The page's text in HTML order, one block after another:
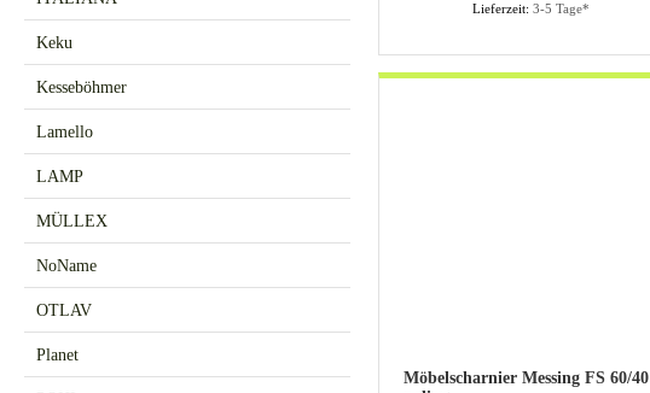
Keku
Kesseböhmer
Lamello
LAMP
MÜLLEX
NoName
OTLAV
Planet
Lieferzeit: 3-5 Tage*
Möbelscharnier Messing FS 60/40